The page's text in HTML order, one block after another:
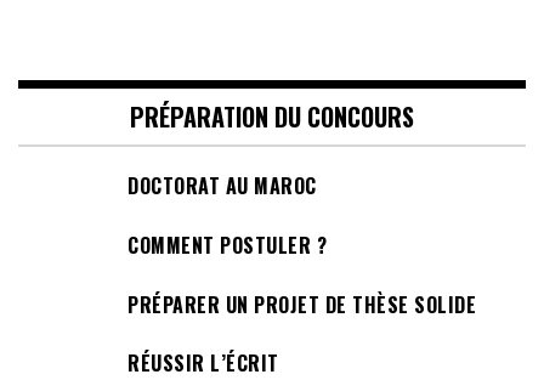
PRÉPARATION DU CONCOURS
DOCTORAT AU MAROC
COMMENT POSTULER ?
PRÉPARER UN PROJET DE THÈSE SOLIDE
RÉUSSIR L’ÉCRIT